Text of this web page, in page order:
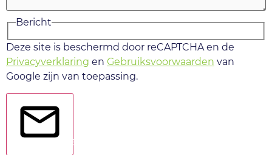
Bericht
Deze site is beschermd door reCAPTCHA en de
Privacyverklaring en Gebruiksvoorwaarden van
Google zijn van toepassing.
Verstuur